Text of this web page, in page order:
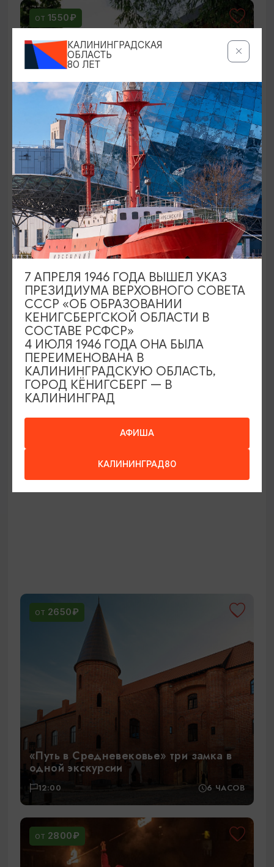
ОТ 1550₽
Кёнигсберг под грифом «Секретно»
14:00 3 ЧАСА
ОТ2400₽
Ночная жизнь Форта №11 «Дёнхофф»
22:00 2 Ч.
Замки Шаакен и Нессельбек
ОТ 2650₽
«Путь в Средневековье» три замка в
одной экскурсии
12:00 6 ЧАСОВ
ОТ 2800₽
КАЛИНИНГРАДСКАЯ
ОБЛАСТЬ
80 ЛЕТ
АФИША
КАЛИНИНГРАД80
7 АПРЕЛЯ 1946 ГОДА ВЫШЕЛ УКАЗ
ПРЕЗИДИУМА ВЕРХОВНОГО СОВЕТА
СССР «ОБ ОБРАЗОВАНИИ
КЕНИГСБЕРГСКОЙ ОБЛАСТИ В
СОСТАВЕ РСФСР»
4 ИЮЛЯ 1946 ГОДА ОНА БЫЛА
ПЕРЕИМЕНОВАНА В
КАЛИНИНГРАДСКУЮ ОБЛАСТЬ,
ГОРОД КЁНИГСБЕРГ — В
КАЛИНИНГРАД